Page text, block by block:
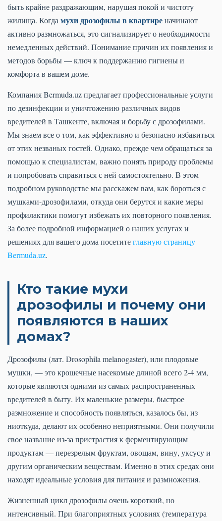
быть крайне раздражающим, нарушая покой и чистоту
жилища. Когдамухи дрозофилы в квартиреначинают
активно размножаться, это сигнализирует о необходимости
немедленных действий. Понимание причин их появления и
методов борьбы — ключ к поддержанию гигиены и
комфорта в вашем доме.
Компания Bermuda.uz предлагает профессиональные услуги
по дезинфекции и уничтожению различных видов
вредителей в Ташкенте, включая и борьбу с дрозофилами.
Мы знаем все о том, как эффективно и безопасно избавиться
от этих незваных гостей. Однако, прежде чем обращаться за
помощью к специалистам, важно понять природу проблемы
и попробовать справиться с ней самостоятельно. В этом
подробном руководстве мы расскажем вам, как бороться с
мушками-дрозофилами, откуда они берутся и какие меры
профилактики помогут избежать их повторного появления.
За более подробной информацией о наших услугах и
решениях для вашего дома посетитеглавную страницу
Bermuda.uz.
Кто такие мухи
дрозофилы и почему они
появляются в наших
домах?
Дрозофилы (лат. Drosophila melanogaster), или плодовые
мушки, — это крошечные насекомые длиной всего 2-4 мм,
которые являются одними из самых распространенных
вредителей в быту. Их маленькие размеры, быстрое
размножение и способность появляться, казалось бы, из
ниоткуда, делают их особенно неприятными. Они получили
свое название из-за пристрастия к ферментирующим
продуктам — перезрелым фруктам, овощам, вину, уксусу и
другим органическим веществам. Именно в этих средах они
находят идеальные условия для питания и размножения.
Жизненный цикл дрозофилы очень короткий, но
интенсивный. При благоприятных условиях (температура